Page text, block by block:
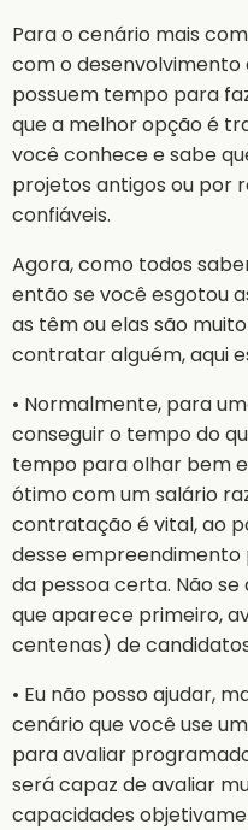
Para o cenário mais
com o desenvolvimento
possuem tempo para
que a melhor opção é
você conhece e sabe
projetos antigos ou por
confiáveis.
Agora, como todos
então se você esgotou
as têm ou elas são
contratar alguém, aqui
• Normalmente, para
conseguir o tempo do
tempo para olhar bem
ótimo com um salário
contratação é vital, ao
desse
da pessoa certa. Não
que aparece primeiro,
centenas) de
• Eu não posso ajudar,
cenário que você use
para avaliar
será capaz de avaliar
capacidades